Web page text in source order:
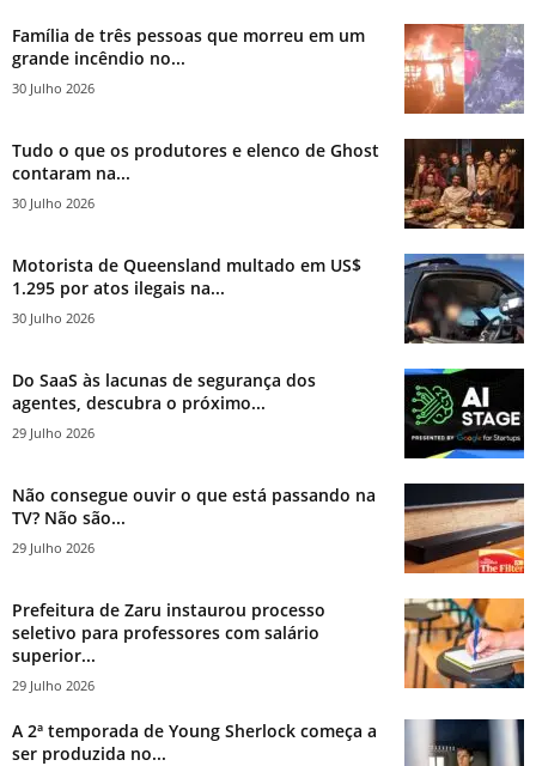
Família de três pessoas que morreu em um
grande incêndio no...
30 Julho 2026
Tudo o que os produtores e elenco de Ghost
contaram na...
30 Julho 2026
Motorista de Queensland multado em US$
1.295 por atos ilegais na...
30 Julho 2026
Do SaaS às lacunas de segurança dos
agentes, descubra o próximo...
29 Julho 2026
Não consegue ouvir o que está passando na
TV? Não são...
29 Julho 2026
Prefeitura de Zaru instaurou processo
seletivo para professores com salário
superior...
29 Julho 2026
A 2ª temporada de Young Sherlock começa a
ser produzida no...